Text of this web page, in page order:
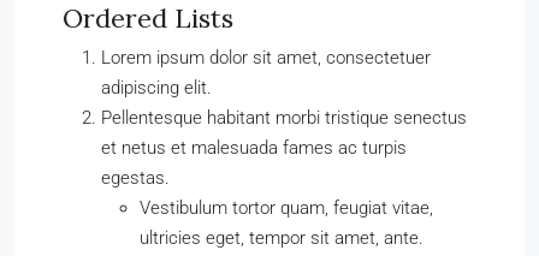
Ordered Lists
Lorem ipsum dolor sit amet, consectetuer
adipiscing elit.
Pellentesque habitant morbi tristique senectus
et netus et malesuada fames ac turpis
egestas.
Vestibulum tortor quam, feugiat vitae,
ultricies eget, tempor sit amet, ante.